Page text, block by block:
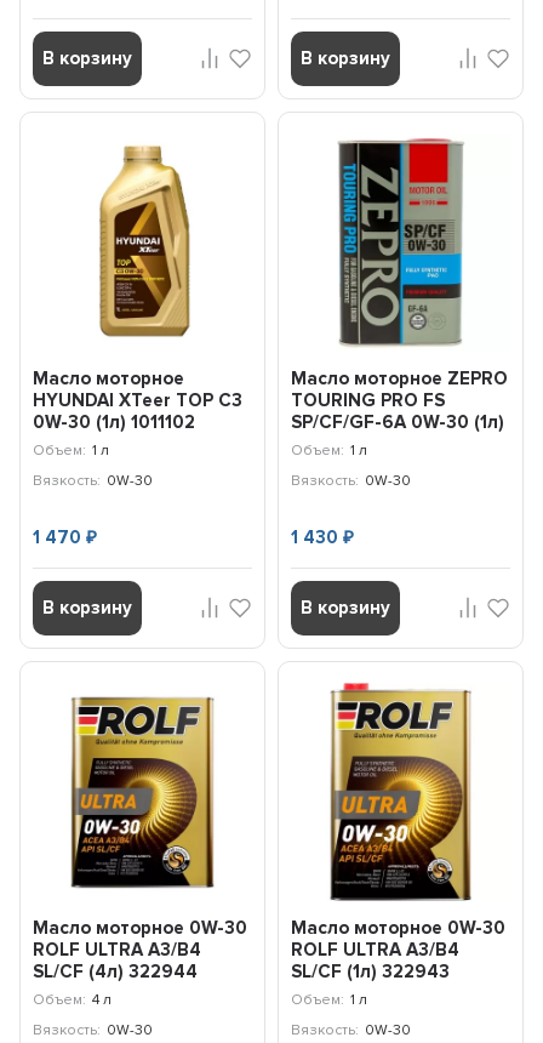
В корзину В корзину
Масло моторное
HYUNDAI XTeer TOP C3
0W-30 (1л) 1011102
Объем: 1 л
Вязкость: 0W-30
1 470₽
В корзину
Масло моторное ZEPRO
TOURING PRO FS
SP/CF/GF-6A 0W-30 (1л)
4252-001-0
Объем: 1 л
Вязкость: 0W-30
1 430 ₽
В корзину
Масло моторное 0W-30
ROLF ULTRA A3/B4
SL/CF (4л) 322944
Объем: 4 л
Вязкость: 0W-30
Масло моторное 0W-30
ROLF ULTRA A3/B4
SL/CF (1л) 322943
Объем: 1 л
Вязкость: 0W-30